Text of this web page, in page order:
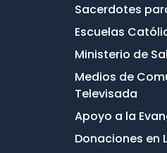
Sacerdotes
Escuelas
Ministerio de
Medios de
Televisada
Apoyo a la
Donaciones en